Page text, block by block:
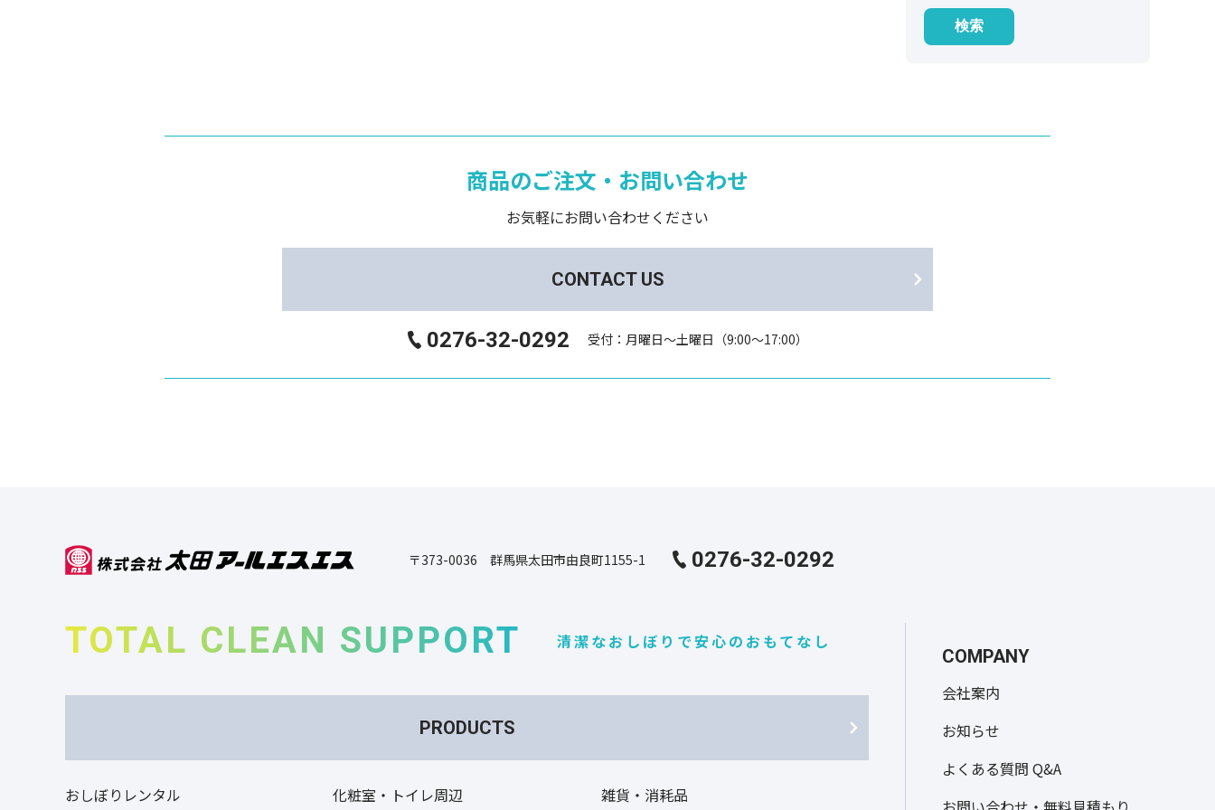
商品のご注文・お問い合わせ
お気軽にお問い合わせください
CONTACT US
0276-32-0292 受付：月曜日～土曜日（9:00～17:00）
〒373-0036 群馬県太田市由良町1155-1 0276-32-0292
TOTAL CLEAN SUPPORT 清潔なおしぼりで安心のおもてなし
PRODUCTS
おしぼりレンタル 化粧室・トイレ周辺 雑貨・消耗品
COMPANY
会社案内
お知らせ
よくある質問 Q&A